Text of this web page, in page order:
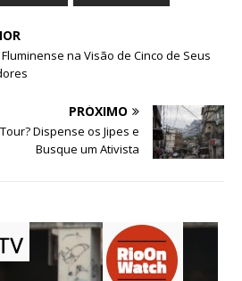
na Visão de Cinco de Seus
PRÓXIMO
Dispense os Jipes e
Busque um Ativista